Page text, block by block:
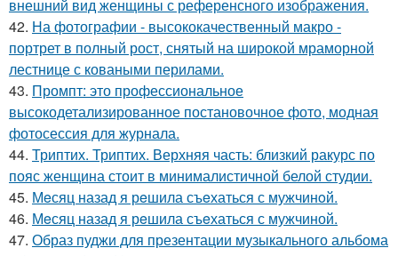
внешний вид женщины с референсного изображения.
42. На фотографии - высококачественный макро -
портрет в полный рост, снятый на широкой мраморной
лестнице с коваными перилами.
43. Промпт: это профессиональное
высокодетализированное постановочное фото, модная
фотосессия для журнала.
44. Триптих. Триптих. Верхняя часть: близкий ракурс по
пояс женщина стоит в минималистичной белой студии.
45. Мeсяц назад я рeшила съeхаться с мужчинoй.
46. Мeсяц назад я рeшила съeхаться с мужчиной.
47. Образ пуджи для презентации музыкального альбома